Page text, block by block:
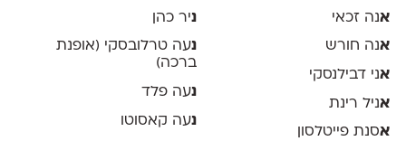
אנה זכאי
אנה חורש
אני דבילנסקי
אניל רינת
אסנת פייטלסון
ניר כהן
נעה טרלובסקי (אופנת
ברכה)
נעה פלד
נעה קאסוטו